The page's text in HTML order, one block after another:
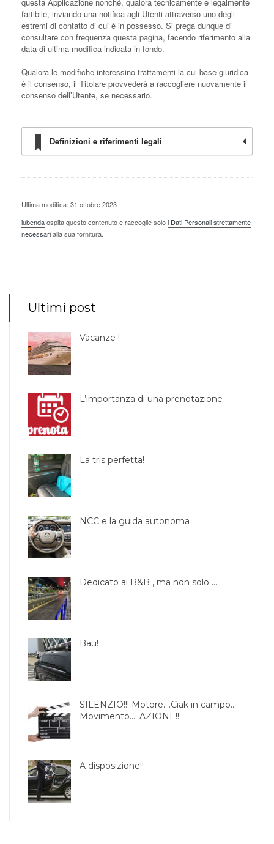
fattibile, inviando una notifica agli Utenti attraverso uno degli
estremi di contatto di cui è in possesso. Si prega dunque di
consultare con frequenza questa pagina, facendo riferimento alla
data di ultima modifica indicata in fondo.
Qualora le modifiche interessino trattamenti la cui base giuridica
è il consenso, il Titolare provvederà a raccogliere nuovamente il
consenso dell’Utente, se necessario.
Definizioni e riferimenti legali
Ultima modifica: 31 ottobre 2023
iubendaospita questo contenuto e raccoglie soloi Dati Personali strettamente
necessarialla sua fornitura.
Ultimi post
Vacanze !
L’importanza di una prenotazione
La tris perfetta!
NCC e la guida autonoma
Dedicato ai B&B , ma non solo …
Bau!
SILENZIO!!! Motore….Ciak in campo…
Movimento…. AZIONE!!
A disposizione!!